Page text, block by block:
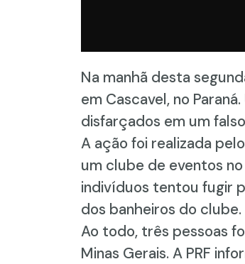
Na manhã desta
em Cascavel, no
disfarçados em um
A ação foi realizada
um clube de eventos
indivíduos tentou fugir
dos banheiros do clube.
Ao todo, três pessoas
Minas Gerais. A PRF